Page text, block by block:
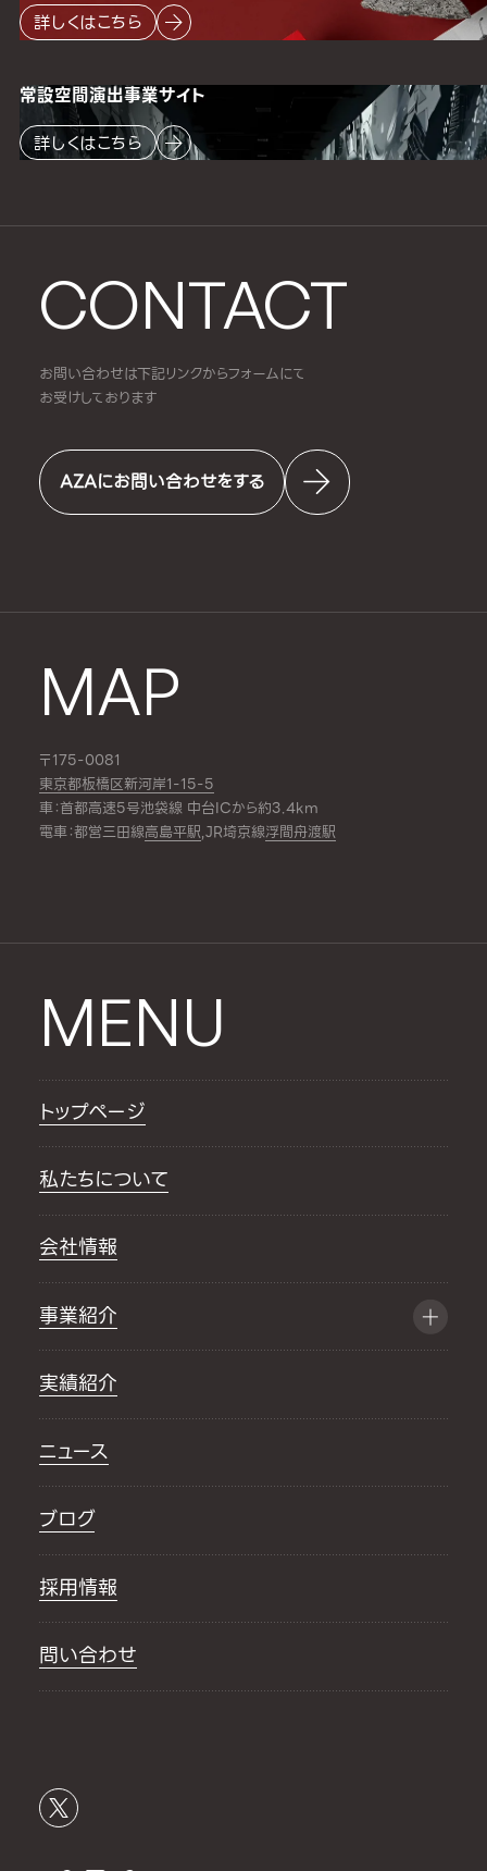
CONTACT
お問い合わせは下記リンクからフォームにて
お受けしております
AZAにお問い合わせをする
MAP
〒175-0081
東京都板橋区新河岸1-15-5
車：首都高速5号池袋線 中台ICから約3.4km
電車：都営三田線高島平駅,JR埼京線浮間舟渡駅
詳しくはこちら
常設空間演出事業サイト
詳しくはこちら
MENU
トップページ
私たちについて
会社情報
事業紹介
実績紹介
ニュース
ブログ
採用情報
問い合わせ